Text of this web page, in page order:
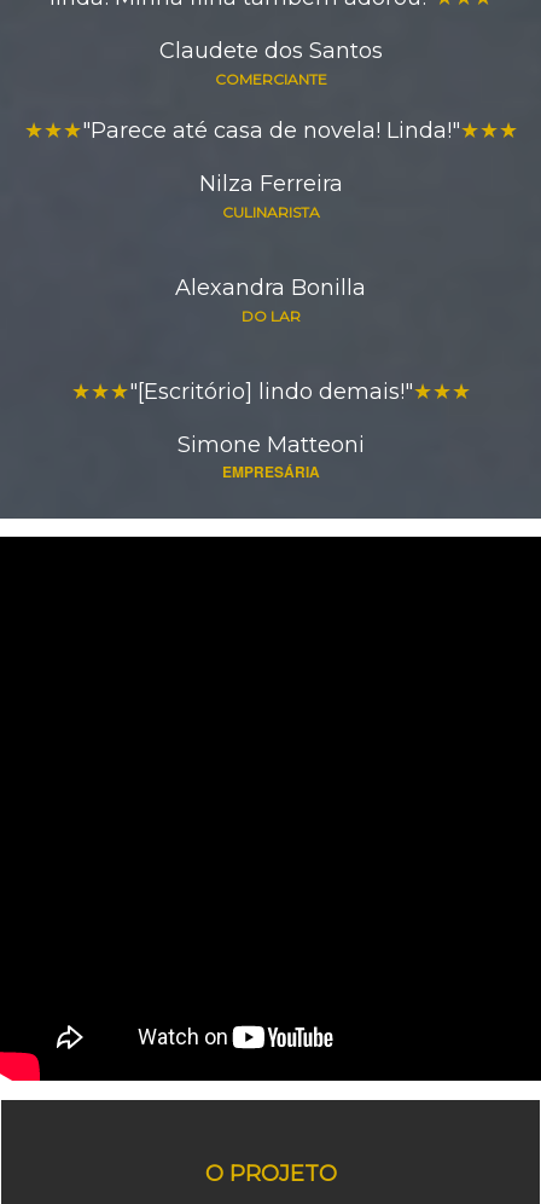
Claudete dos Santos
COMERCIANTE
★★★"Parece até casa de novela! Linda!"★★★
Nilza Ferreira
CULINARISTA
Alexandra Bonilla
DO LAR
★★★"[Escritório] lindo demais!"★★★
Simone Matteoni
EMPRESÁRIA
O PROJETO